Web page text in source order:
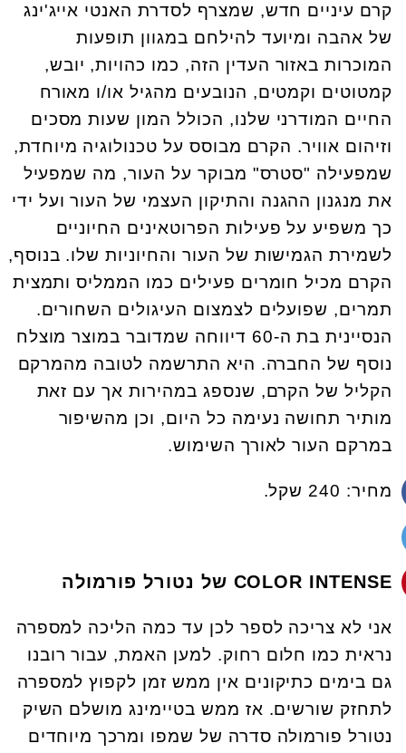
קרם עיניים חדש, שמצרף לסדרת האנטי אייג'ינג
של אהבה ומיועד להילחם במגוון תופעות
המוכרות באזור העדין הזה, כמו כהויות, יובש,
קמטוטים וקמטים, הנובעים מהגיל או/ו מאורח
החיים המודרני שלנו, הכולל המון שעות מסכים
וזיהום אוויר. הקרם מבוסס על טכנולוגיה מיוחדת,
שמפעילה "סטרס" מבוקר על העור, מה שמפעיל
את מנגנון ההגנה והתיקון העצמי של העור ועל ידי
כך משפיע על פעילות הפרוטאינים החיוניים
לשמירת הגמישות של העור והחיוניות שלו. בנוסף,
הקרם מכיל חומרים פעילים כמו הממליס ותמצית
תמרים, שפועלים לצמצום העיגולים השחורים.
הנסיינית בת ה-60 דיווחה שמדובר במוצר מוצלח
נוסף של החברה. היא התרשמה לטובה מהמרקם
הקליל של הקרם, שנספג במהירות אך עם זאת
מותיר תחושה נעימה כל היום, וכן מהשיפור
במרקם העור לאורך השימוש.
מחיר: 240 שקל.
COLOR INTENSE של נטורל פורמולה
אני לא צריכה לספר לכן עד כמה הליכה למספרה
נראית כמו חלום רחוק. למען האמת, עבור רובנו
גם בימים כתיקונים אין ממש זמן לקפוץ למספרה
לתחזק שורשים. אז ממש בטיימינג מושלם השיק
נטורל פורמולה סדרה של שמפו ומרכך מיוחדים